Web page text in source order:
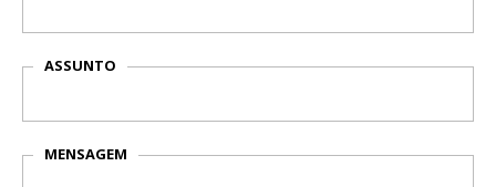
ASSUNTO
MENSAGEM